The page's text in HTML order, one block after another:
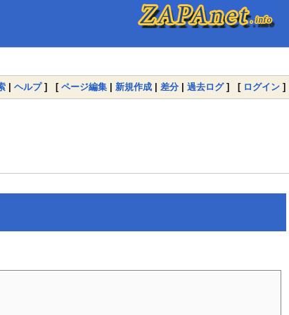
| ヘルプ] [ ページ編集 | 新規作成 | 差分 | 過去ログ] [ ログイン ]